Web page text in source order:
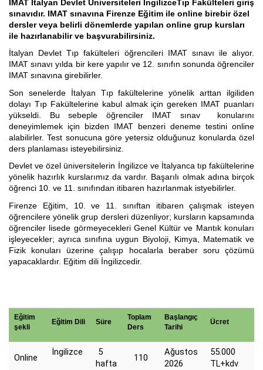
Özel Üniversiteler
İtalyanca Kursu
İspanyolca Kursu
Burs Yarışmaları
İtalyan Devlet Üniversiteleri
İtalyan Üniversitelerine Hazırlık
Dil Okulları
Yaz Okulu
Gurur Tablomuz
İletişim
IMAT İtalyan Devlet Üniversiteleri İngilizceTıp Fakülteleri giriş
sınavıdır. IMAT sınavına Firenze Eğitim ile online birebir özel
dersler veya belirli dönemlerde yapılan online grup kursları
ile hazırlanabilir ve başvurabilirsiniz.
İtalyan Devlet Tıp fakülteleri öğrencileri IMAT sınavı ile alıyor.
IMAT sınavı yılda bir kere yapılır ve 12. sınıfın sonunda öğrenciler
IMAT sınavına girebilirler.
Son senelerde İtalyan Tıp fakültelerine yönelik arttan ilgiliden
dolayı Tıp Fakültelerine kabul almak için gereken IMAT puanları
yükseldi. Bu sebeple öğrenciler IMAT sınav konularını
deneyimlemek için bizden IMAT benzeri deneme testini online
alabilirler. Test sonucuna göre yetersiz olduğunuz konularda özel
ders planlaması isteyebilirsiniz.
Devlet ve özel üniversitelerin İngilizce ve İtalyanca tıp fakültelerine
yönelik hazırlık kurslarımız da vardır. Başarılı olmak adına birçok
öğrenci 10. ve 11. sınıfından itibaren hazırlanmak istyebilirler.
Firenze Eğitim, 10. ve 11. sınıftan itibaren çalışmak isteyen
öğrencilere yönelik grup dersleri düzenliyor; kursların kapsamında
öğrenciler lisede görmeyecekleri Genel Kültür ve Mantık konuları
işleyecekler; ayrıca sınıfına uygun Biyoloji, Kimya, Matematik ve
Fizik konuları üzerine çalışıp hocalarla beraber soru çözümü
yapacaklardır. Eğitim dili İngilizcedir.
Eğitim
şekli
Eğitim Dili Süre
Toplam
Ders
Başlangıç
Tarihi
Ücret
Online
İngilizce
5
hafta
110
Ağustos
2026
55.000
TL+kdv